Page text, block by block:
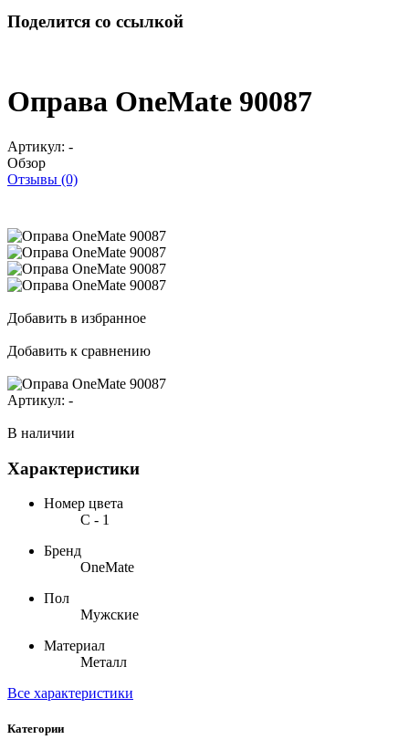
Поделится со ссылкой
Оправа OneMate 90087
Артикул: -
Обзор
Отзывы (0)
Добавить в избранное
Добавить к сравнению
Артикул: -
В наличии
Характеристики
Номер цвета
С - 1
Бренд
OneMate
Пол
Мужские
Материал
Металл
Все характеристики
Категории